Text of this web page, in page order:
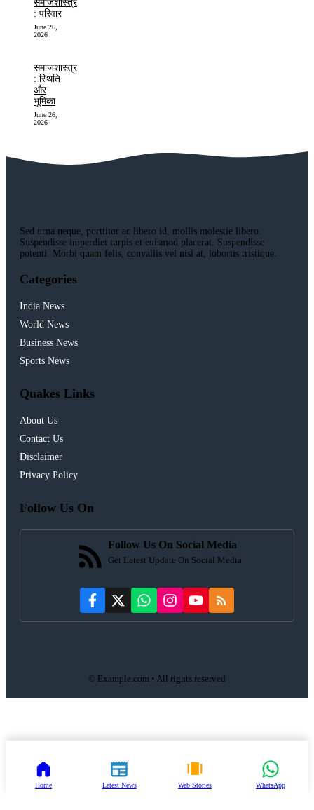
समाजशास्त्र
: परिवार
June 26,
2026
समाजशास्त्र
: स्थिति
और
भूमिका
June 26,
2026
Sed urna neque, porttitor ac libero id, mollis molestie libero.
Suspendisse imperdiet turpis et euismod placerat. Suspendisse
potenti. Morbi quam felis, convallis vel nisi at, lobortis tristique.
Categories
India News
World News
Business News
Sports News
Quakes Links
About Us
Contact Us
Disclaimer
Privacy Policy
Follow Us On
Follow Us On Social Media
Get Latest Update On Social Media
© Example.com • All rights reserved
Home Latest News Web Stories WhatsApp